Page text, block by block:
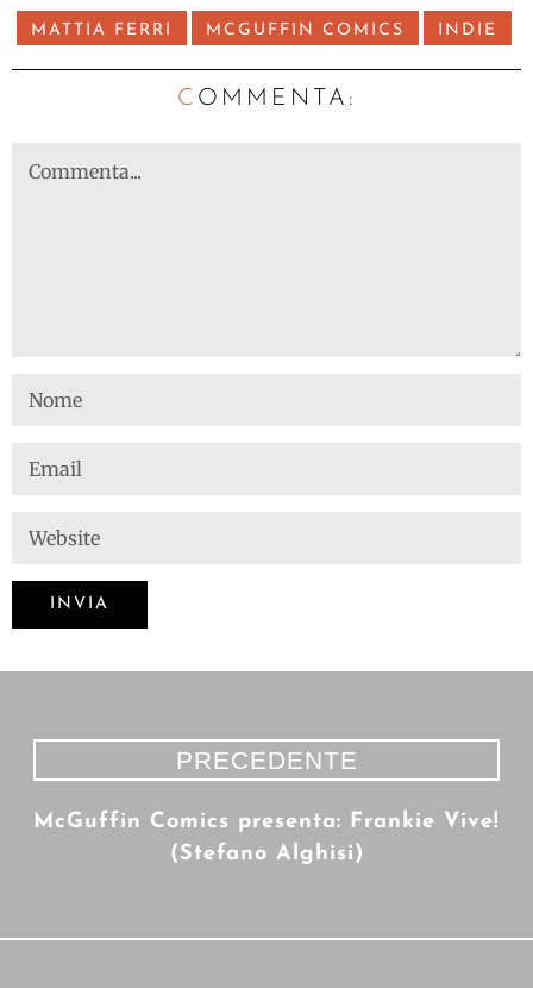
MATTIA FERRI MCGUFFIN COMICS INDIE
C OMMENTA:
PRECEDENTE
McGuffin Comics presenta: Frankie Vive!
(Stefano Alghisi)